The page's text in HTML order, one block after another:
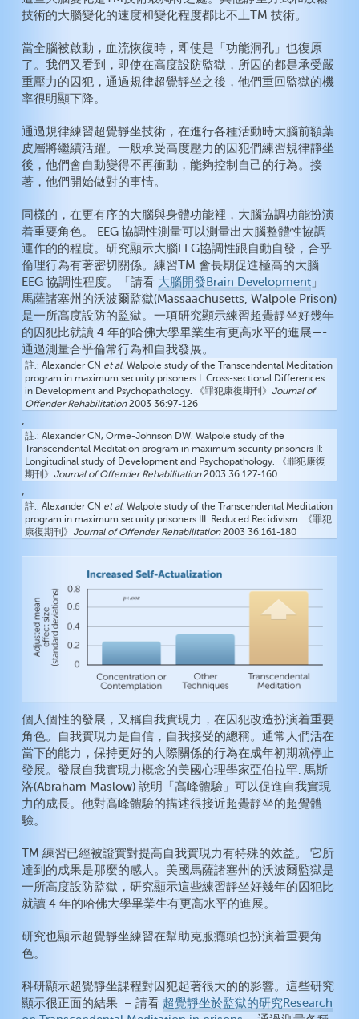
技術的大腦變化的速度和變化程度都比不上TM 技術。
當全腦被啟動，血流恢復時，即使是「功能洞孔」也復原
了。我們又看到，即使在高度設防監獄，所囚的都是承受嚴
重壓力的囚犯，通過規律超覺靜坐之後，他們重回監獄的機
率很明顯下降。
通過規律練習超覺靜坐技術，在進行各種活動時大腦前額葉
皮層將繼續活躍。一般承受高度壓力的囚犯們練習規律靜坐
後，他們會自動變得不再衝動，能夠控制自己的行為。接
著，他們開始做對的事情。
同樣的，在更有序的大腦與身體功能裡，大腦協調功能扮演
着重要角色。 EEG 協調性測量可以測量出大腦整體性協調
運作的的程度。研究顯示大腦EEG協調性跟自動自發，合乎
倫理行為有著密切關係。練習TM 會長期促進極高的大腦
EEG 協調性程度。「請看 大腦開發Brain Development 」
馬薩諸塞州的沃波爾監獄(Massaachusetts, Walpole Prison)
是一所高度設防的監獄。一項研究顯示練習超覺靜坐好幾年
的囚犯比就讀 4 年的哈佛大學畢業生有更高水平的進展—-
通過測量合乎倫常行為和自我發展。
註. Alexander CN et al. Walpole study of the Transcendental Meditation
program in maximum security prisoners I: Cross-sectional Differences
in Development and Psychopathology. 《罪犯康復期刊》Journal of
Offender Rehabilitation2003 36:97-126
,
註. Alexander CN, Orme-Johnson DW. Walpole study of the
Transcendental Meditation program in maximum security prisoners II:
Longitudinal study of Development and Psychopathology. 《罪犯康復
期刊》Journal of Offender Rehabilitation2003 36:127-160
,
註. Alexander CN et al. Walpole study of the Transcendental Meditation
program in maximum security prisoners III: Reduced Recidivism. 《罪犯
康復期刊》Journal of Offender Rehabilitation2003 36:161-180
個人個性的發展，又稱自我實現力，在囚犯改造扮演着重要
角色。自我實現力是自信，自我接受的總稱。通常人們活在
當下的能力，保持更好的人際關係的行為在成年初期就停止
發展。發展自我實現力概念的美國心理學家亞伯拉罕. 馬斯
洛(Abraham Maslow) 說明「高峰體驗」可以促進自我實現
力的成長。他對高峰體驗的描述很接近超覺靜坐的超覺體
驗。
TM 練習已經被證實對提高自我實現力有特殊的效益。 它所
達到的成果是那麼的感人。美國馬薩諸塞州的沃波爾監獄是
一所高度設防監獄，研究顯示這些練習靜坐好幾年的囚犯比
就讀 4 年的哈佛大學畢業生有更高水平的進展。
研究也顯示超覺靜坐練習在幫助克服癮頭也扮演着重要角
色。
科研顯示超覺靜坐課程對囚犯起著很大的的影響。這些研究
顯示很正面的結果 – 請看 超覺靜坐於監獄的研究Research